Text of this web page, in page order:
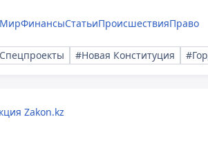
МирФинансыСтатьиПроисшествияПраво
#Новая Конституция
Zakon.kz